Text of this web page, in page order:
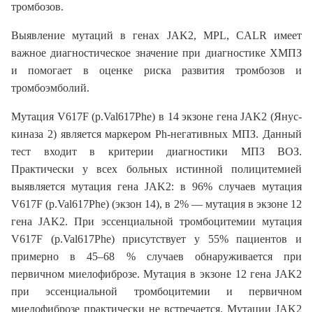
тромбозов.
Выявление мутаций в генах JAK2, MPL, CALR имеет
важное диагностическое значение при диагностике ХМПЗ
и помогает в оценке риска развития тромбозов и
тромбоэмболий.
Мутация V617F (p.Val617Phe) в 14 экзоне гена JAK2 (Янус-
киназа 2) является маркером Ph-негативных МПЗ. Данный
тест входит в критерии диагностики МПЗ ВОЗ.
Практически у всех больных истинной полицитемией
выявляется мутация гена JAK2: в 96% случаев мутация
V617F (p.Val617Phe) (экзон 14), в 2% — мутация в экзоне 12
гена JAK2. При эссенциальной тромбоцитемии мутация
V617F (p.Val617Phe) присутствует у 55% пациентов и
примерно в 45–68 % случаев обнаруживается при
первичном миелофиброзе. Мутация в экзоне 12 гена JAK2
при эссенциальной тромбоцитемии и первичном
миелофиброзе практически не встречается. Мутации JAK2